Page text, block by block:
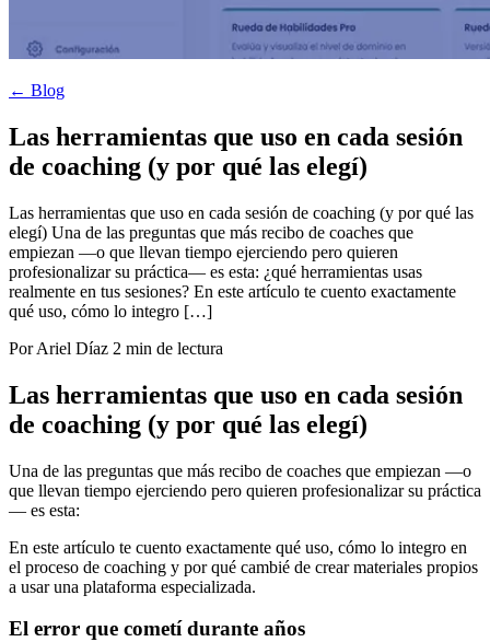
← Blog
Las herramientas que uso en cada sesión
de coaching (y por qué las elegí)
Las herramientas que uso en cada sesión de coaching (y por qué las
elegí) Una de las preguntas que más recibo de coaches que
empiezan —o que llevan tiempo ejerciendo pero quieren
profesionalizar su práctica— es esta: ¿qué herramientas usas
realmente en tus sesiones? En este artículo te cuento exactamente
qué uso, cómo lo integro […]
Por Ariel Díaz 2 min de lectura
Las herramientas que uso en cada sesión
de coaching (y por qué las elegí)
Una de las preguntas que más recibo de coaches que empiezan —o
que llevan tiempo ejerciendo pero quieren profesionalizar su práctica
— es esta:
En este artículo te cuento exactamente qué uso, cómo lo integro en
el proceso de coaching y por qué cambié de crear materiales propios
a usar una plataforma especializada.
El error que cometí durante años